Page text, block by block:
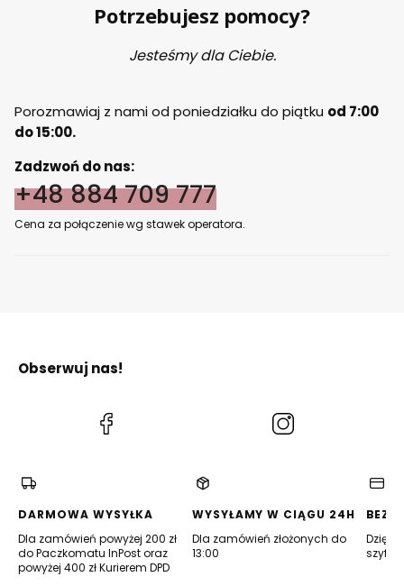
Potrzebujesz pomocy?
Jesteśmy dla Ciebie.
Porozmawiaj z nami od poniedziałku do piątku od 7:00
do 15:00.
Zadzwoń do nas:
+48 884 709 777
Cena za połączenie wg stawek operatora.
Obserwuj nas!
(Otwiera
DARMOWA WYSYŁKA
Dla zamówień powyżej 200 zł
do Paczkomatu InPost oraz
powyżej 400 zł Kurierem DPD
WYSYŁAMY W CIĄGU 24H
Dla zamówień złożonych do
13:00
Dzięki